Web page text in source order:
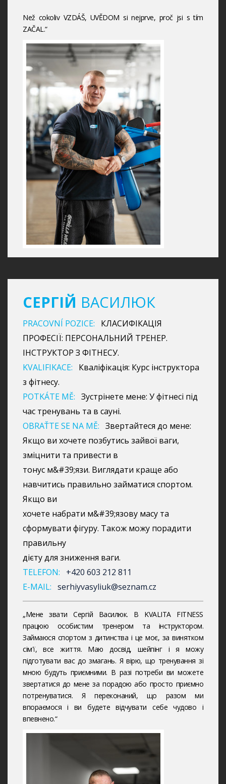
Než cokoliv VZDÁŠ, UVĚDOM si nejprve, proč jsi s tím
ZAČAL.“
СЕРГІЙ ВАСИЛЮК
PRACOVNÍ POZICE:
КЛАСИФІКАЦІЯ
ПРОФЕСІЇ: ПЕРСОНАЛЬНИЙ ТРЕНЕР.
ІНСТРУКТОР З ФІТНЕСУ.
KVALIFIKACE:
Кваліфікація: Курс інструктора
з фітнесу.
POTKÁTE MĚ: Зустрінете мене: У фітнесі під
час тренувань та в сауні.
OBRAŤTE SE NA MĚ: Звертайтеся до мене:
Якщо ви хочете позбутись зайвої ваги,
зміцнити та привести в
тонус м&#39;язи. Виглядати краще або
навчитись правильно займатися спортом.
Якщо ви
хочете набрати м&#39;язову масу та
сформувати фігуру. Також можу порадити
правильну
дієту для зниження ваги.
TELEFON:
+420 603 212 811
E-MAIL: serhiyvasyliuk@seznam.cz
„Мене звати Сергій Василюк. В KVALITA FITNESS
працюю особистим тренером та інструктором.
Займаюся спортом з дитинства і це моє, за винятком
сім'ї, все життя. Маю досвід, шейпінг і я можу
підготувати вас до змагань. Я вірю, що тренування зі
мною будуть приємними. В разі потреби ви можете
звертатися до мене за порадою або просто приємно
потренуватися. Я переконаний, що разом ми
впораємося і ви будете відчувати себе чудово і
впевнено.“